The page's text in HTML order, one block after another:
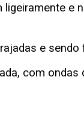
e
e sendo
com